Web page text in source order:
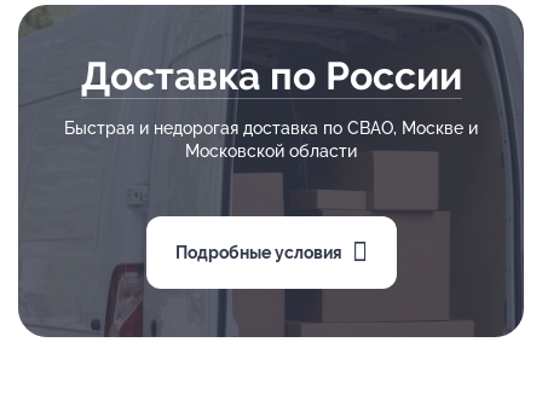
Доставка по России
Быстрая и недорогая доставка по СВАО, Москве и
Московской области
Подробные условия